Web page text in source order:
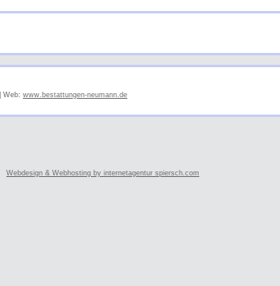
| Web: www.bestattungen-neumann.de
Webdesign & Webhosting by internetagentur spiersch.com